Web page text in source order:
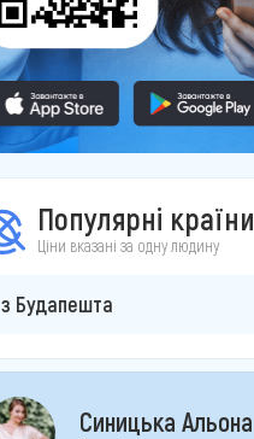
Популярні країни
Ціни вказані за одну людину
з Будапешта
Синицька Альона